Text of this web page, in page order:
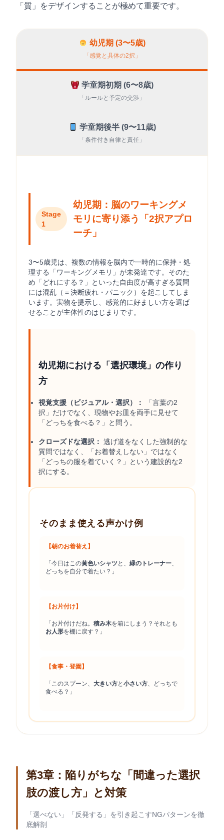
「質」をデザインすることが極めて重要です。
幼児期 (3〜5歳)
「感覚と具体の2択」
学童期初期 (6〜8歳)
「ルールと予定の交渉」
学童期後半 (9〜11歳)
「条件付き自律と責任」
Stage
1
幼児期：脳のワーキングメ
モリに寄り添う「2択アプロ
ーチ」
3〜5歳児は、複数の情報を脳内で一時的に保持・処
理する「ワーキングメモリ」が未発達です。そのた
め「どれにする？」といった自由度が高すぎる質問
には混乱（＝決断疲れ・パニック）を起こしてしま
います。実物を提示し、感覚的に好ましい方を選ば
せることが主体性のはじまりです。
幼児期における「選択環境」の作り
方
視覚支援（ビジュアル・選択）：
「言葉の2
択」だけでなく、現物やお皿を両手に見せて
「どっちを食べる？」と問う。
クローズドな選択： 逃げ道をなくした強制的な
質問ではなく、「お着替えしない」ではなく
「どっちの服を着ていく？」という建設的な2
択にする。
そのまま使える声かけ例
【朝のお着替え】
「今日はこの黄色いシャツ と、 緑のトレーナー、
どっちを自分で着たい？」
【お片付け】
「お片付けだね。 積み木を箱にしまう？それとも
お人形を棚に戻す？」
【食事・登園】
「このスプーン、 大きい方と 小さい方、どっちで
食べる？」
第3章：陥りがちな「間違った選択
肢の渡し方」と対策
「選べない」「反発する」を引き起こすNGパターンを徹
底解剖